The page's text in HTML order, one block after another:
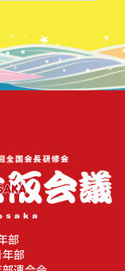
部
年部